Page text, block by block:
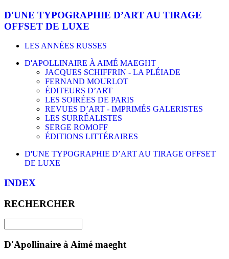
D'UNE TYPOGRAPHIE D’ART AU TIRAGE
OFFSET DE LUXE
LES ANNÉES RUSSES
D'APOLLINAIRE À AIMÉ MAEGHT
JACQUES SCHIFFRIN - LA PLÉIADE
FERNAND MOURLOT
ÉDITEURS D’ART
LES SOIRÉES DE PARIS
REVUES D’ART - IMPRIMÉS GALERISTES
LES SURRÉALISTES
SERGE ROMOFF
ÉDITIONS LITTÉRAIRES
D'UNE TYPOGRAPHIE D’ART AU TIRAGE OFFSET
DE LUXE
INDEX
RECHERCHER
D'Apollinaire à Aimé maeght